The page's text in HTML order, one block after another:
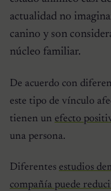
actualidad no
canino y son
núcleo familiar.
De acuerdo con
este tipo de vínculo
tienen un efecto
una persona.
Diferentes estudios
compañía puede